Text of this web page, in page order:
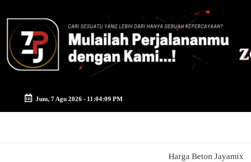
content
Jum, 7 Agu 2026 - 11:04:09 PM
Harga Beton Jayamix